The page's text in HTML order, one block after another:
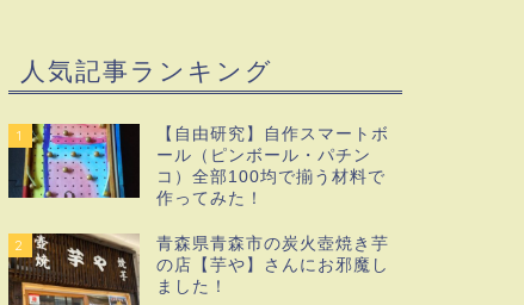
人気記事ランキング
1
【自由研究】自作スマートボ
ール（ピンボール・パチン
コ）全部100均で揃う材料で
作ってみた！
2
青森県青森市の炭火壺焼き芋
の店【芋や】さんにお邪魔し
ました！